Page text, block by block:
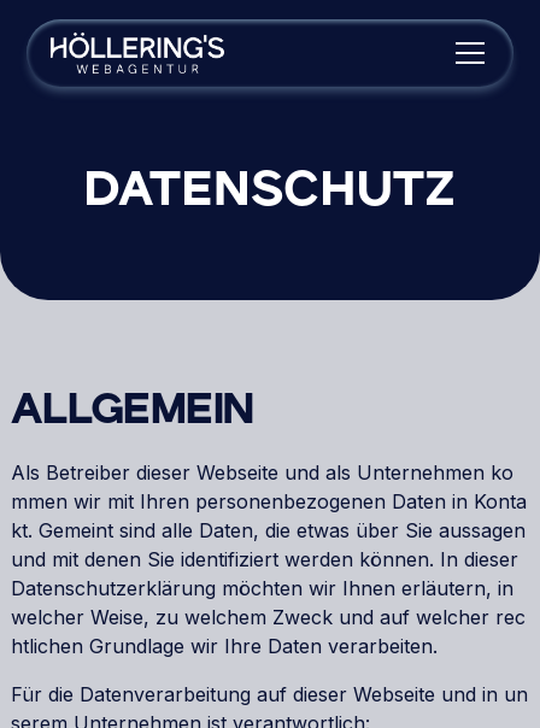
DATENSCHUTZ
ALLGEMEIN
Als Betreiber dieser Webseite und als Unternehmen ko
mmen wir mit Ihren personenbezogenen Daten in Konta
kt. Gemeint sind alle Daten, die etwas über Sie aussagen
und mit denen Sie identifiziert werden können. In dieser
Datenschutzerklärung möchten wir Ihnen erläutern, in
welcher Weise, zu welchem Zweck und auf welcher rec
htlichen Grundlage wir Ihre Daten verarbeiten.
Für die Datenverarbeitung auf dieser Webseite und in un